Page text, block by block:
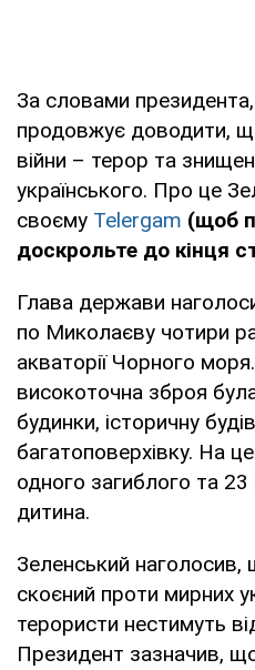
За словами
продовжує доводити,
війни – терор та
українського. Про це
своєму Telergam (щоб
доскрольте до кінця
Глава держави
по Миколаєву чотири
акваторії Чорного
високоточна зброя
будинки, історичну
багатоповерхівку. На
одного загиблого та
дитина.
Зеленський наголосив,
скоєний проти мирних
терористи нестимуть
Президент зазначив,